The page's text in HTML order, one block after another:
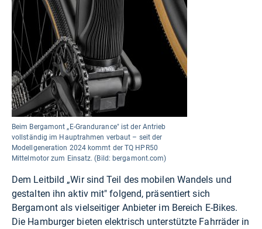
Beim Bergamont „E-Grandurance" ist der Antrieb
vollständig im Hauptrahmen verbaut – seit der
Modellgeneration 2024 kommt der TQ HPR50
Mittelmotor zum Einsatz. (Bild: bergamont.com)
Dem Leitbild „Wir sind Teil des mobilen Wandels und
gestalten ihn aktiv mit" folgend, präsentiert sich
Bergamont als vielseitiger Anbieter im Bereich E-Bikes.
Die Hamburger bieten elektrisch unterstützte Fahrräder in